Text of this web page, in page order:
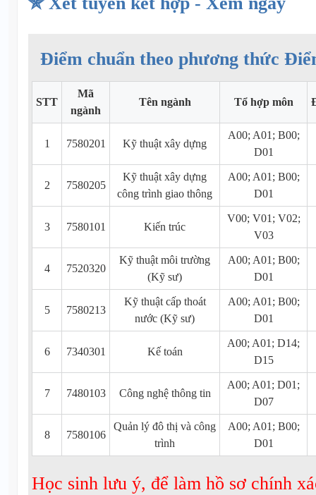
Điểm chuẩn theo phương thức
STT
Mã
ngành
Tên ngành Tổ hợp môn
1 7580201 Kỹ thuật xây dựng
A00; A01; B00;
D01
2 7580205
Kỹ thuật xây dựng
công trình giao thông
A00; A01; B00;
D01
3 7580101 Kiến trúc
V00; V01; V02;
V03
4 7520320
Kỹ thuật môi trường
(Kỹ sư)
A00; A01; B00;
D01
5 7580213
Kỹ thuật cấp thoát
nước (Kỹ sư)
A00; A01; B00;
D01
6 7340301 Kế toán
A00; A01; D14;
D15
7 7480103 Công nghệ thông tin
A00; A01; D01;
D07
8 7580106
Quản lý đô thị và công
trình
A00; A01; B00;
D01
Học sinh lưu ý, để làm hồ sơ chính